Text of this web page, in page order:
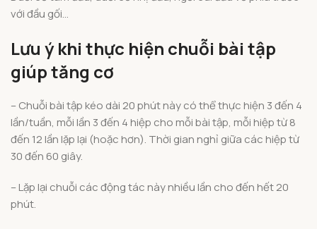
với đầu gối…
Lưu ý khi thực hiện chuỗi bài tập
giúp tăng cơ
– Chuỗi bài tập kéo dài 20 phút này có thể thực hiện 3 đến 4
lần/tuần, mỗi lần 3 đến 4 hiệp cho mỗi bài tập, mỗi hiệp từ 8
đến 12 lần lặp lại (hoặc hơn). Thời gian nghỉ giữa các hiệp từ
30 đến 60 giây.
– Lặp lại chuỗi các động tác này nhiều lần cho đến hết 20
phút.